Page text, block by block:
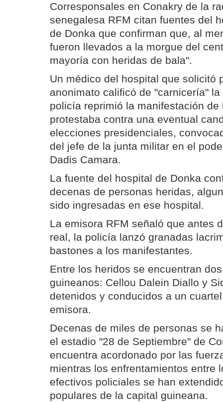
Corresponsales en Conakry de la
senegalesa RFM citan fuentes del
de Donka que confirman que, al
fueron llevados a la morgue del
mayoría con heridas de bala".
Un médico del hospital que solicitó
anonimato calificó de "carnicería"
policía reprimió la manifestación
protestaba contra una eventual
elecciones presidenciales,
del jefe de la junta militar en el
Dadis Camara.
La fuente del hospital de Donka
decenas de personas heridas,
sido ingresadas en ese hospital.
La emisora RFM señaló que antes
real, la policía lanzó granadas
bastones a los manifestantes.
Entre los heridos se encuentran
guineanos: Cellou Dalein Diallo y
detenidos y conducidos a un
emisora.
Decenas de miles de personas se
el estadio "28 de Septiembre" de
encuentra acordonado por las
mientras los enfrentamientos entre
efectivos policiales se han
populares de la capital guineana.